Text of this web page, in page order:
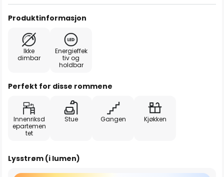
Produktinformasjon
Ikke
dimbar
Energieffek
tiv og
holdbar
Perfekt for disse rommene
Innenriksd
epartemen
tet
Stue Gangen Kjøkken
Lysstrøm (i lumen)